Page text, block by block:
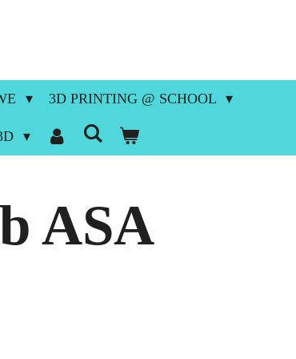
3D PRINTING @ SCHOOL
ASA